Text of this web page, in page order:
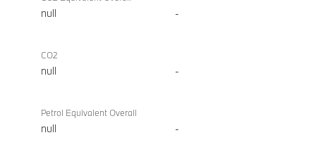
null -
CO2
null -
Petrol Equivalent Overall
null -